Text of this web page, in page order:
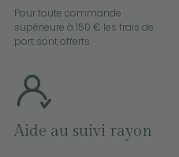
Pour toute commande
supérieure à 150 € les frais de
port sont offerts
Aide au suivi rayon